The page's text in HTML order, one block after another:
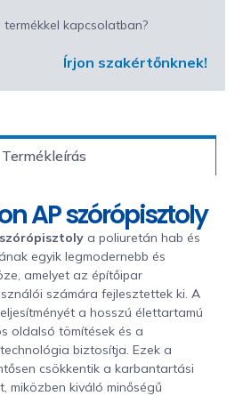
termékkel kapcsolatban?
Írjon szakértőnknek!
Termékleírás
AP szórópisztoly
a poliuretán hab és
egyik legmodernebb és
amelyet az építőipar
számára fejlesztettek ki. A
a hosszú élettartamú
oldalsó tömítések és a
biztosítja. Ezek a
csökkentik a karbantartási
miközben kiváló minőségű